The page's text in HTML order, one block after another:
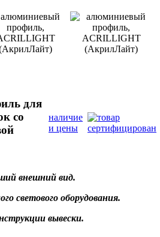
для
со
наличие
и цены
внешний вид.
светового оборудования.
вывески.